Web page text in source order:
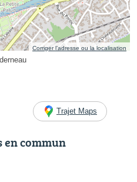
Corriger l’adresse ou la localisation
Trajet Maps
commun